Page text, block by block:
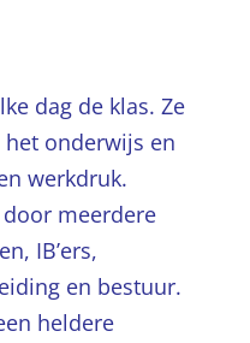
dag de klas. Ze
onderwijs en
werkdruk.
meerdere
IB’ers,
en bestuur.
heldere